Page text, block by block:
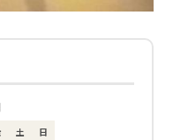
土
日